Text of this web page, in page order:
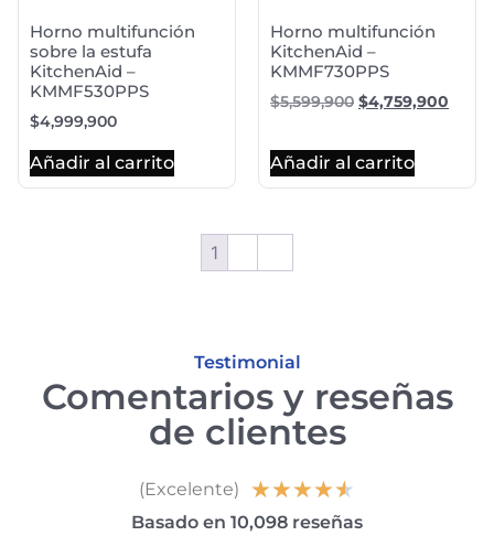
Horno multifunción
sobre la estufa
KitchenAid –
KMMF530PPS
$4,999,900
Añadir al carrito
Horno multifunción
KitchenAid –
KMMF730PPS
$5,599,900 $4,759,900
Añadir al carrito
1
Testimonial
Comentarios y reseñas
de clientes
(Excelente) ★★★★★
Basado en 10,098 reseñas